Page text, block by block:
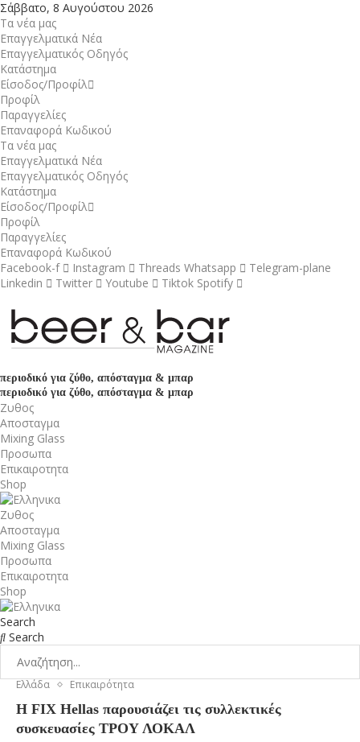
Σάββατο, 8 Αυγούστου 2026
Τα νέα μας
Επαγγελματικά Νέα
Επαγγελματικός Οδηγός
Κατάστημα
Είσοδος/Προφίλ
Προφίλ
Παραγγελίες
Επαναφορά Κωδικού
Τα νέα μας
Επαγγελματικά Νέα
Επαγγελματικός Οδηγός
Κατάστημα
Είσοδος/Προφίλ
Προφίλ
Παραγγελίες
Επαναφορά Κωδικού
Facebook-f
Instagram Threads Whatsapp
Telegram-plane
Linkedin
Twitter Youtube Tiktok Spotify
περιοδικό για ζύθο, απόσταγμα & μπαρ
περιοδικό για ζύθο, απόσταγμα & μπαρ
Ζυθος
Αποσταγμα
Mixing Glass
Προσωπα
Επικαιροτητα
Shop
Ζυθος
Αποσταγμα
Mixing Glass
Προσωπα
Επικαιροτητα
Shop
Search
Search
Ελλάδα Επικαιρότητα
Η FIX Hellas παρουσιάζει τις συλλεκτικές
συσκευασίες ΤΡΟΥ ΛΟΚΑΛ